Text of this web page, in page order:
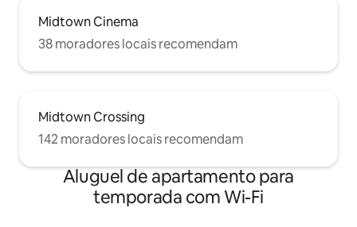
Midtown Cinema
38 moradores locais recomendam
Midtown Crossing
142 moradores locais recomendam
Aluguel de apartamento para
temporada com Wi-Fi